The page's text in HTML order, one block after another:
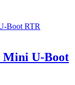
Mini U-Boot